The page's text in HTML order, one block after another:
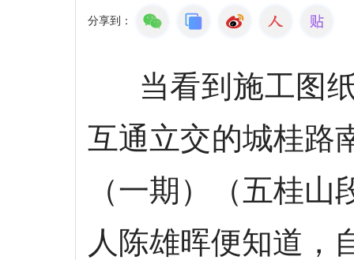
分享到：
当看到施工图纸
互通立交的城桂路
（一期）（五桂
人陈雄晖便知道，